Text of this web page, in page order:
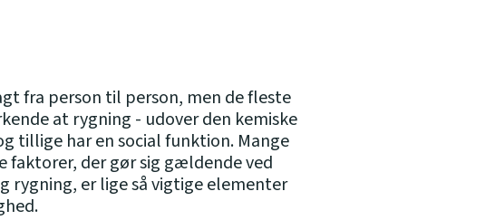
fra person til person, men de fleste
at rygning - udover den kemiske
tillige har en social funktion. Mange
faktorer, der gør sig gældende ved
rygning, er lige så vigtige elementer